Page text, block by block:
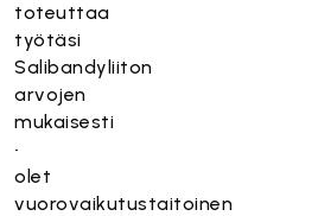
toteuttaa
työtäsi
Salibandyliiton
arvojen
mukaisesti
•
olet
vuorovaikutustaitoinen